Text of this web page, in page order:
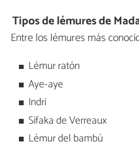
Tipos de lémures de
Entre los lémures más
Lémur ratón
Aye-aye
Indri
Sifaka de Verreaux
Lémur del bambú